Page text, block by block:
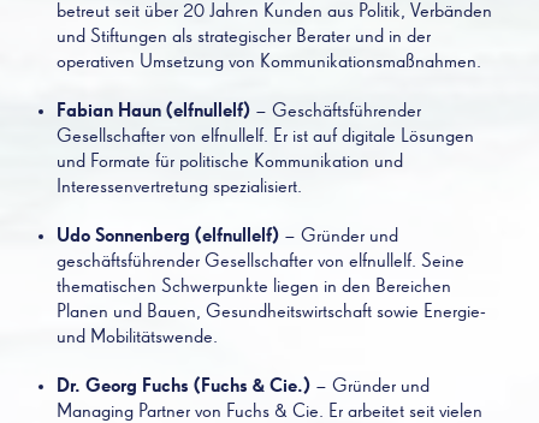
betreut seit über 20 Jahren Kunden aus Politik, Verbänden
und Stiftungen als strategischer Berater und in der
operativen Umsetzung von Kommunikationsmaßnahmen.
Fabian Haun (elfnullelf) – Geschäftsführender
Gesellschafter von elfnullelf. Er ist auf digitale Lösungen
und Formate für politische Kommunikation und
Interessenvertretung spezialisiert.
Udo Sonnenberg (elfnullelf) – Gründer und
geschäftsführender Gesellschafter von elfnullelf. Seine
thematischen Schwerpunkte liegen in den Bereichen
Planen und Bauen, Gesundheitswirtschaft sowie Energie-
und Mobilitätswende.
Dr. Georg Fuchs (Fuchs & Cie.) – Gründer und
Managing Partner von Fuchs & Cie. Er arbeitet seit vielen